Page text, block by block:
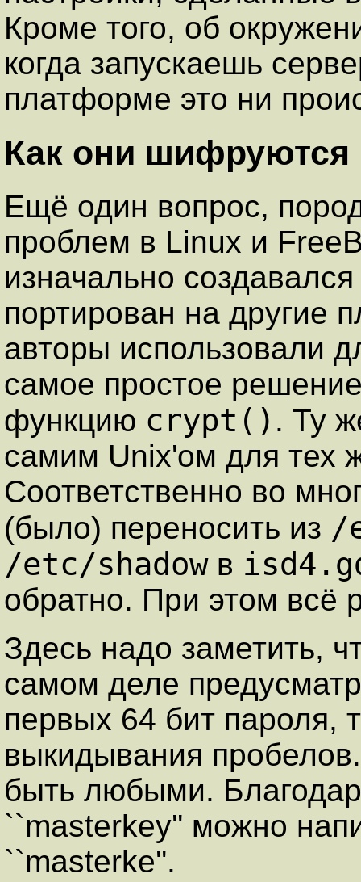
Кроме того, об
когда запускаешь
платформе это ни
Как они шифруются
Ещё один вопрос,
проблем в Linux и
изначально
портирован на другие
авторы использовали
самое простое
функцию crypt() . Ту
самим Unix'ом для тех
Соответственно во
(было) переносить из /
/etc/shadowв
обратно. При этом всё
Здесь надо заметить,
самом деле
первых 64 бит пароля,
выкидывания
быть любыми.
``masterkey'' можно
``masterke''.